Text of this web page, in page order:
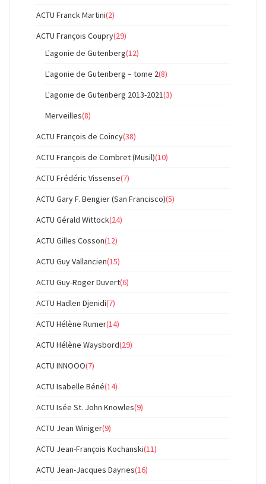
ACTU Franck Martini(2)
ACTU François Coupry(29)
L'agonie de Gutenberg(12)
L'agonie de Gutenberg – tome 2(8)
L'agonie de Gutenberg 2013-2021(3)
Merveilles(8)
ACTU François de Coincy(38)
ACTU François de Combret (Musil)(10)
ACTU Frédéric Vissense(7)
ACTU Gary F. Bengier (San Francisco)(5)
ACTU Gérald Wittock(24)
ACTU Gilles Cosson(12)
ACTU Guy Vallancien(15)
ACTU Guy-Roger Duvert(6)
ACTU Hadlen Djenidi(7)
ACTU Hélène Rumer(14)
ACTU Hélène Waysbord(29)
ACTU INNOOO(7)
ACTU Isabelle Béné(14)
ACTU Isée St. John Knowles(9)
ACTU Jean Winiger(9)
ACTU Jean-François Kochanski(11)
ACTU Jean-Jacques Dayries(16)